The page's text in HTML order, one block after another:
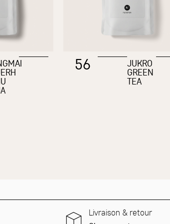
56 JUKRO
GREEN
TEA
Livraison & retour